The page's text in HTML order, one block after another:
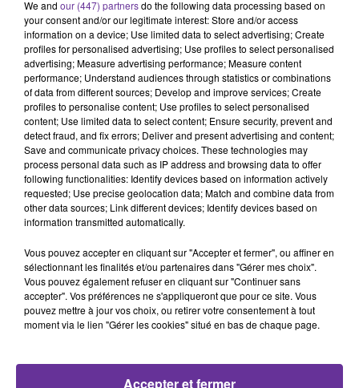
française, qui a débuté lundi à Paris.
AFP
LA PLAYLIST
We and our (447) partnersdo the following data processing based on
your consent and/or our legitimate interest: Store and/or access
information on a device; Use limited data to select advertising; Create
profiles for personalised advertising; Use profiles to select personalised
advertising; Measure advertising performance; Measure content
performance; Understand audiences through statistics or combinations
of data from different sources; Develop and improve services; Create
profiles to personalise content; Use profiles to select personalised
content; Use limited data to select content; Ensure security, prevent and
detect fraud, and fix errors; Deliver and present advertising and content;
Save and communicate privacy choices. These technologies may
process personal data such as IP address and browsing data to offer
following functionalities: Identify devices based on information actively
requested; Use precise geolocation data; Match and combine data from
other data sources; Link different devices; Identify devices based on
information transmitted automatically.
Vous pouvez accepter en cliquant sur "Accepter et fermer", ou affiner en
sélectionnant les finalités et/ou partenaires dans "Gérer mes choix".
Vous pouvez également refuser en cliquant sur "Continuer sans
accepter". Vos préférences ne s'appliqueront que pour ce site. Vous
pouvez mettre à jour vos choix, ou retirer votre consentement à tout
moment via le lien "Gérer les cookies" situé en bas de chaque page.
Accepter et fermer